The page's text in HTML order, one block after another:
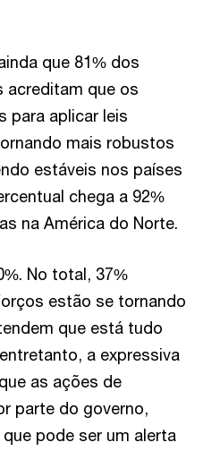
que 81% dos
acreditam que os
para aplicar leis
mais robustos
estáveis nos países
chega a 92%
na América do Norte.
No total, 37%
estão se tornando
que está tudo
a expressiva
as ações de
parte do governo,
pode ser um alerta